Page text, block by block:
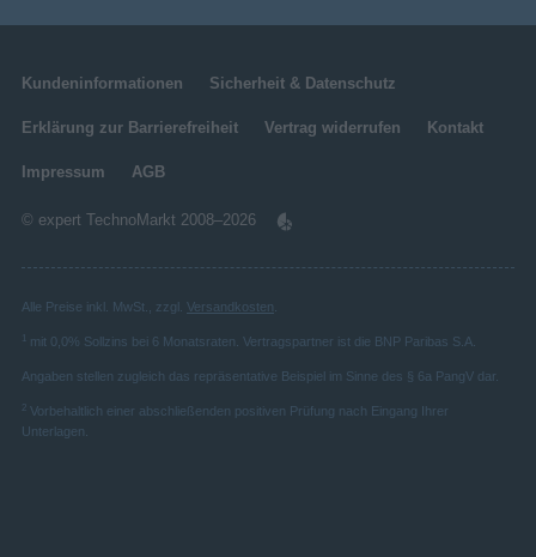
Mit One UI 8.5 können sich deine Galaxy Buds4
und dein Galaxy Smartphone fast so wie ein
gelingt so intuitiv – verwalte Funktionen ganz ohne
Geräteeinstellungen. Über die
Einstellungen für jede App individuell festlegen
Kundeninformationen Sicherheit & Datenschutz
Erklärung zur Barrierefreiheit Vertrag widerrufen Kontakt
Impressum AGB
© expert TechnoMarkt 2008–2026
Alle Preise inkl. MwSt., zzgl. Versandkosten
mit 0,0% Sollzins bei 6 Monatsraten. Vertragspartner ist die BNP Paribas S.A.
Angaben stellen zugleich das repräsentative Beispiel im Sinne des § 6a PangV dar.
2 Vorbehaltlich einer abschließenden positiven Prüfung nach Eingang Ihrer
Unterlagen.